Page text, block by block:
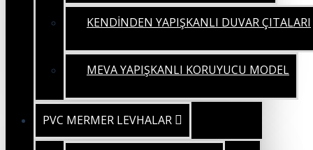
KENDİNDEN YAPIŞKANLI DUVAR ÇITALARI
MEVA YAPIŞKANLI KORUYUCU MODEL
PVC MERMER LEVHALAR